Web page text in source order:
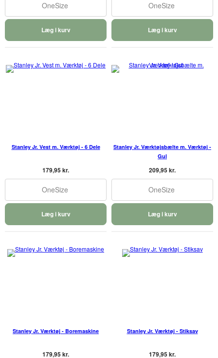
OneSize
Læg i kurv
OneSize
Læg i kurv
Stanley Jr. Vest m. Værktøj - 6 Dele
179,95 kr.
OneSize
Læg i kurv
Stanley Jr. Værktøjsbælte m. Værktøj -
Gul
209,95 kr.
OneSize
Læg i kurv
Stanley Jr. Værktøj - Boremaskine
179,95 kr.
Stanley Jr. Værktøj - Stiksav
179,95 kr.